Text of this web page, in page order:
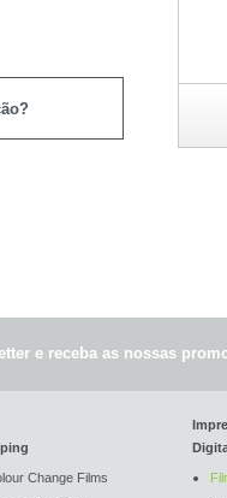
e receba as nossas
Change Films